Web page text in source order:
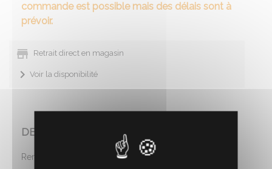
commande est possible mais des délais sont à
prévoir.
Retrait direct en magasin
Voir la disponibilité
DESCRIPTION
Remorque d'irrigation. Dimension 1/16ème.